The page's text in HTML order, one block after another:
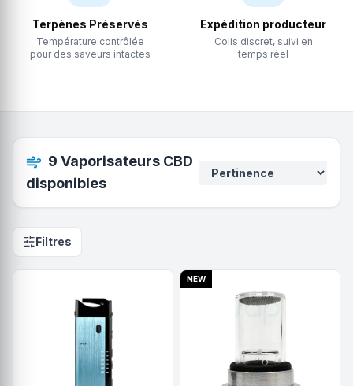
Terpènes Préservés
Température contrôlée
pour des saveurs intactes
Expédition producteur
Colis discret, suivi en
temps réel
9 Vaporisateurs CBD
disponibles
Filtres
NEW